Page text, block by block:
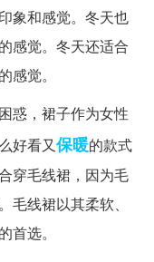
象和感觉。冬天也
感觉。冬天还适合
感觉。
惑，裙子作为女性
好看又保暖的款式
穿毛线裙，因为毛
线裙以其柔软、
首选。